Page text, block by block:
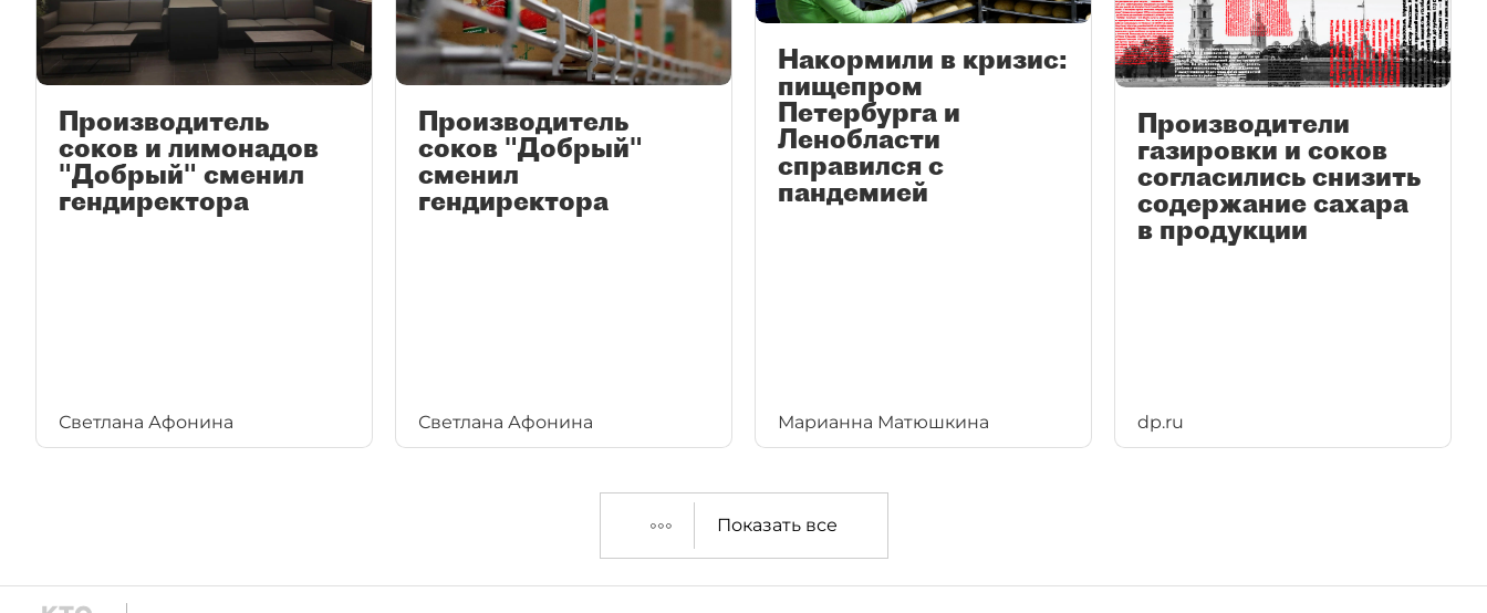
Производитель
соков и лимонадов
"Добрый" сменил
гендиректора
Светлана Афонина
Производитель
соков "Добрый"
сменил
гендиректора
Светлана Афонина
Накормили в кризис:
пищепром
Петербурга и
Ленобласти
справился с
пандемией
Марианна Матюшкина
Производители
газировки и соков
согласились снизить
содержание сахара
в продукции
dp.ru
Показать все